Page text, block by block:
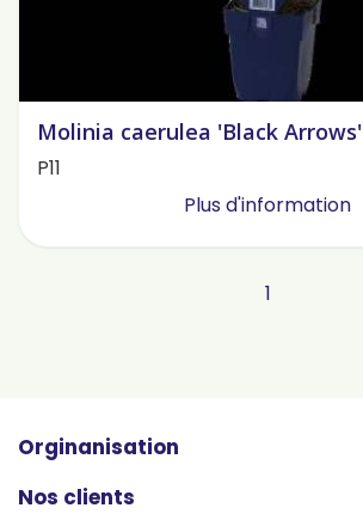
Molinia caerulea 'Black Arrows'
P11
Plus d'information
1
Orginanisation
Nos clients